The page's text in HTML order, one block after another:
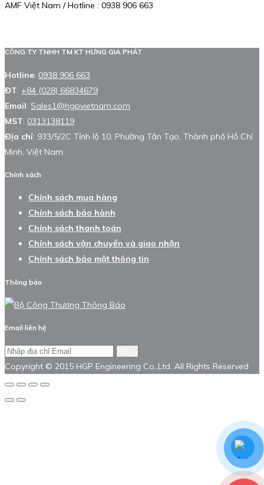
AMF Việt Nam / Hotline : 0938 906 663
CÔNG TY TNHH TM KT HƯNG GIA PHÁT
Hotline: 0938 906 663
ĐT: +84 (028) 66834679
Email: Sales1@hgpvietnam.com
MST: 0313138119
Địa chỉ: 933/5/2C Tỉnh lộ 10, Phường Tân Tạo, Thành phố Hồ Chí
Minh, Việt Nam.
Chính sách
Chính sách mua hàng
Chính sách bảo hành
Chính sách thanh toán
Chính sách vận chuyển và giao nhận
Chính sách bảo mật thông tin
Thông báo
Email liên hệ
Copyright © 2015 HGP Engineering Co.,Ltd. All Rights Reserved